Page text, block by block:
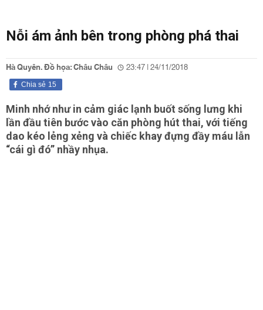
Nỗi ám ảnh bên trong phòng phá thai
Hà Quyên. Đồ họa: Châu Châu 23:47 | 24/11/2018
15
Chia sẻ
Minh nhớ như in cảm giác lạnh buốt sống lưng khi
lần đầu tiên bước vào căn phòng hút thai, với tiếng
dao kéo lẻng xẻng và chiếc khay đựng đầy máu lẫn
“cái gì đó” nhầy nhụa.